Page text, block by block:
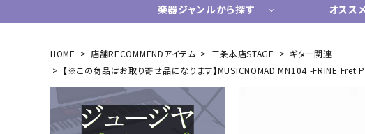
楽器ジャンルから探す
ギター/ベース
エレキギター
エレキベース
アコースティックギター
中古ギター・アウトレットギター
ドラム/電子ド
ドラム
オスス
HOME 店舗RECOMMENDアイテム 三条本店STAGE
ギター関連
【※この商品はお取り寄せ品になります】MUSICNOMAD MN104 -FRINE Fret